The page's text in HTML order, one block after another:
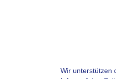
Wir unterstützen